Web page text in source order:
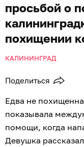
просьбой о
похищении
КАЛИНИНГРАД
Поделиться
Едва не
показывала
помощи, когда
Девушка